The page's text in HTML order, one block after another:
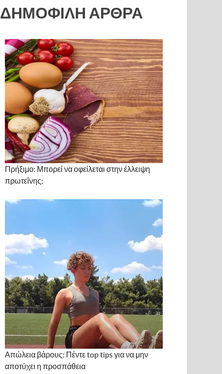
ΔΗΜΟΦΙΛΗ ΑΡΘΡΑ
Πρήξιμο: Μπορεί να οφείλεται στην έλλειψη
πρωτεΐνης;
Απώλεια βάρους: Πέντε top tips για να μην
αποτύχει η προσπάθεια